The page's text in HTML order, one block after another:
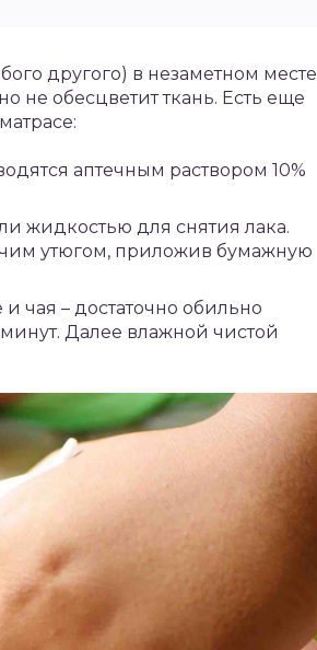
другого) в незаметном месте
не обесцветит ткань. Есть еще
аптечным раствором 10%
жидкостью для снятия лака.
утюгом, приложив бумажную
чая – достаточно обильно
Далее влажной чистой